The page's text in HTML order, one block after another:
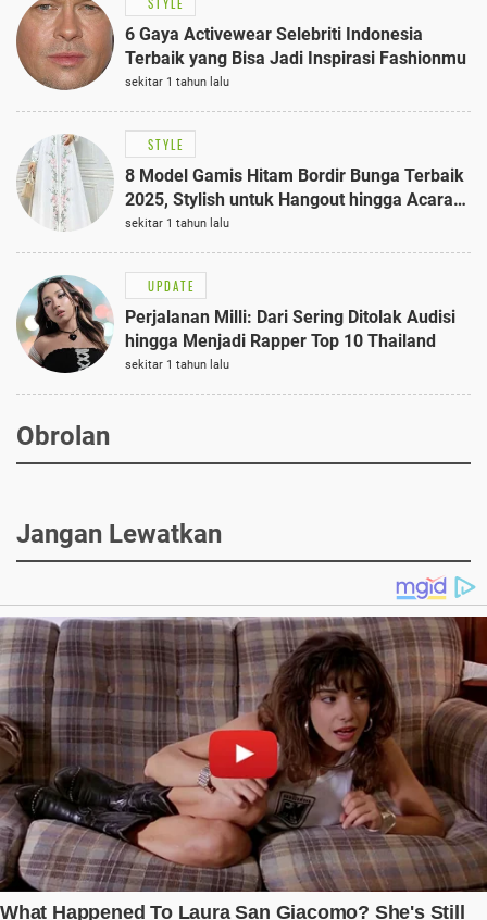
STYLE
6 Gaya Activewear Selebriti Indonesia
Terbaik yang Bisa Jadi Inspirasi Fashionmu
sekitar 1 tahun lalu
STYLE
8 Model Gamis Hitam Bordir Bunga Terbaik
2025, Stylish untuk Hangout hingga Acara
Semi-Formal
sekitar 1 tahun lalu
UPDATE
Perjalanan Milli: Dari Sering Ditolak Audisi
hingga Menjadi Rapper Top 10 Thailand
sekitar 1 tahun lalu
Obrolan
Jangan Lewatkan